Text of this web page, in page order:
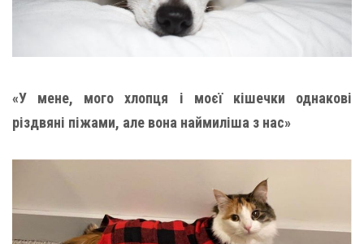
«У мене, мого хлопця і моєї кішечки однакові
різдвяні піжами, але вона наймиліша з нас»